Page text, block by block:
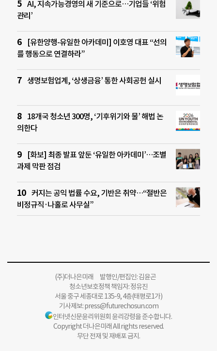
AI, 지속가능경영의 새 기준으로…기업들 ‘위험
관리’
[유한양행-유일한 아카데미] 이호영 대표 “선의
를 행동으로 연결하라”
생명보험업계, ‘상생금융’ 통한 사회공헌 실시
18개국 청소년 300명, ‘기후위기와 물’ 해법 논
의한다
[화보] 최종 발표 앞둔 ‘유일한 아카데미’…조별
과제 막판 점검
커지는 공익 법률 수요, 기반은 취약…“절반은
비정규직·나홀로 사무실”
(주)더나은미래 발행인/편집인: 김윤곤
청소년보호정책 책임자: 정유진
서울 중구 세종대로 135-9, 4층(태평로1가)
기사제보:press@futurechosun.com
인터넷신문윤리위원회 윤리강령을 준수합니다.
Copyright 더나은미래 All rights reserved.
무단 전재 및 재배포 금지.